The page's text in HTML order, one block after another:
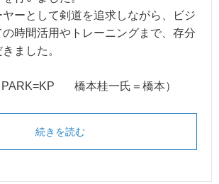
ーとして剣道を追求しながら、ビジ
時間活用やトレーニングまで、存分
ました。
PARK=KP 橋本桂一氏＝橋本）
続きを読む